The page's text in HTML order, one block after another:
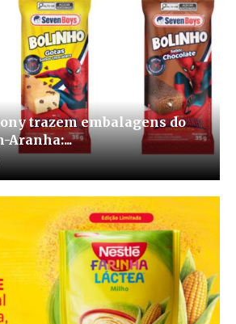
trazem embalagens do
Aranha:...